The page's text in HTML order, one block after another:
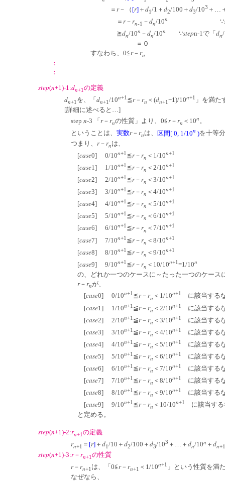
＝ r－（ [r] ＋ d1/1＋ d2/100＋ d3/103 ＋…
＝ r－ rn-1 － dn/10n ∵
≧dn/10n － dn/10n ∵stepn-1で「 dn
＝０
すなわち、0≦r－ rn
：
：
step(n+1)-1:dn+1の定義
dn+1 を、「 dn+1/10n+1 ≦r－ rn ＜(dn+1+1)/10n+1 」を満た
[詳細に述べると…]
step n-3 「 r－ rnの性質」より、0≦r－ rn ＜10n。
ということは、 実数r－ rnは、 区間[ 0, 1/10n )を十等
つまり、 r－ rnは、
[case0] 0/10n+1 ≦r－ rn ＜1/10n+1
[case1] 1/10n+1 ≦r－ rn ＜2/10n+1
[case2] 2/10n+1 ≦r－ rn ＜3/10n+1
[case3] 3/10n+1 ≦r－ rn ＜4/10n+1
[case4] 4/10n+1 ≦r－ rn ＜5/10n+1
[case5] 5/10n+1 ≦r－ rn ＜6/10n+1
[case6] 6/10n+1≦r－ rn ＜7/10n+1
[case7] 7/10n+1 ≦r－ rn ＜8/10n+1
[case8] 8/10n+1 ≦r－ rn ＜9/10n+1
[case9] 9/10n+1 ≦r－ rn ＜10/10n+1=1/10n
の、どれか一つのケースに～たった一つのケースにだ
r－ rnが、
[case0] 0/10n+1≦r－ rn ＜1/10n+1
に該当する
[case1] 1/10n+1 ≦r－ rn ＜2/10n+1
に該当する
[case2] 2/10n+1 ≦r－ rn ＜3/10n+1
に該当する
[case3] 3/10n+1 ≦r－ rn ＜4/10n+1
に該当する
[case4] 4/10n+1 ≦r－ rn ＜5/10n+1
に該当する
[case5] 5/10n+1 ≦r－ rn ＜6/10n+1
に該当する
[case6] 6/10n+1 ≦r－ rn ＜7/10n+1
に該当する
[case7] 7/10n+1 ≦r－ rn ＜8/10n+1
に該当する
[case8] 8/10n+1 ≦r－ rn ＜9/10n+1
に該当する
[case9] 9/10n+1 ≦r－ rn ＜10/10n+1
に該当する
と定める。
step(n+1)-2:rn+1の定義
rn+1 ＝ [r] ＋ d1/10＋ d2/100＋ d3/103 ＋…＋ dn/10n ＋ dn+1
step(n+1)-3:r－ rn+1の性質
r－ rn+1 は、「0≦r－ rn+1 ＜1/10n+1 」という性質を満
なぜなら、